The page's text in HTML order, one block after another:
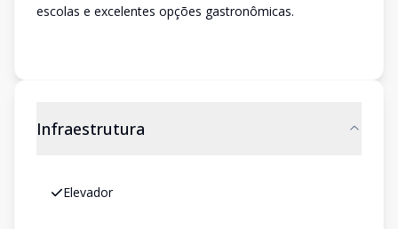
escolas e excelentes opções gastronômicas.
Infraestrutura
Elevador